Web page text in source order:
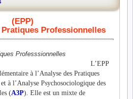
(EPP)
Professionnelles
L’EPP
à l’Analyse des Pratiques
à l’Analyse Psychosociologique des
(A3P). Elle est un mixte de